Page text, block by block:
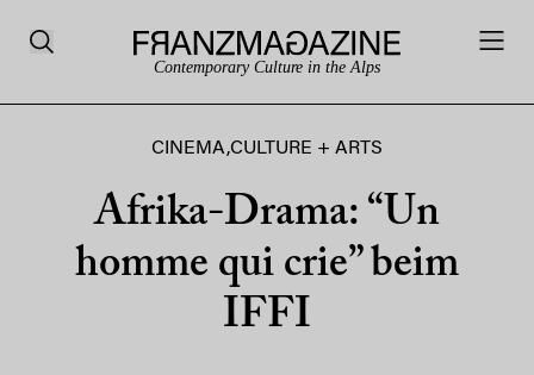
Contemporary Culture in the Alps
CINEMA,CULTURE + ARTS
Afrika-Drama: “Un
homme qui crie” beim
IFFI